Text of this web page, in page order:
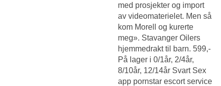
med prosjekter og import
av videomaterielet. Men så
kom Morell og kurerte
meg». Stavanger Oilers
hjemmedrakt til barn. 599,-
På lager i 0/1år, 2/4år,
8/10år, 12/14år Svart Sex
app pornstar escort service